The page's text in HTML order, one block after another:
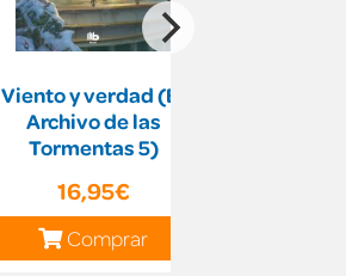
Viento y verdad (El
Archivo de las
Tormentas 5)
16,95€
Comprar